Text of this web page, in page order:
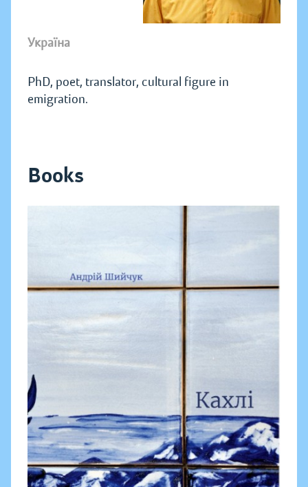
Україна
PhD, poet, translator, cultural figure in
emigration.
Books